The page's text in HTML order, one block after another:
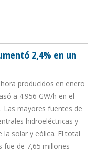
2,4% en un
producidos en enero
a 4.956 GW/h en el
Las mayores fuentes de
hidroeléctricas y
la solar y eólica. El total
fue de 7,65 millones